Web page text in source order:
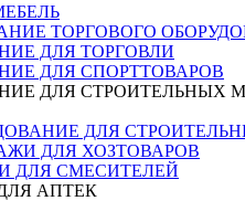
ТОРГОВОГО
ДЛЯ ТОРГОВЛИ
ДЛЯ СПОРТТОВАРОВ
ДЛЯ СТРОИТЕЛЬНЫХ
ДЛЯ
ДЛЯ ХОЗТОВАРОВ
ДЛЯ СМЕСИТЕЛЕЙ
АПТЕК